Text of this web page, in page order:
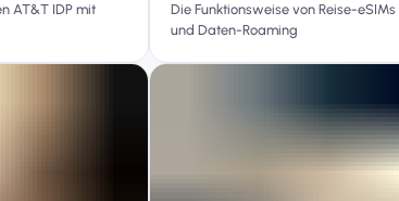
AT&T IDP mit
Die Funktionsweise von Reise-eSIMs
und Daten-Roaming